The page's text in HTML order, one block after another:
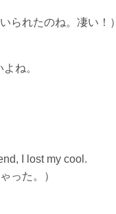
られたのね。凄い！）
ね。
I lost my cool.
った。）